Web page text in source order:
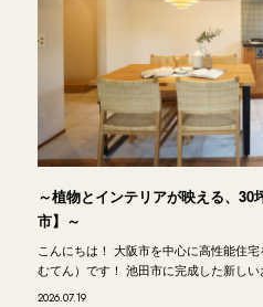
～植物とインテリアが映える、30
市】～
こんにちは！ 大阪市を中心に高性能住
むてん）です！ 池田市に完成した新し
2026.07.19